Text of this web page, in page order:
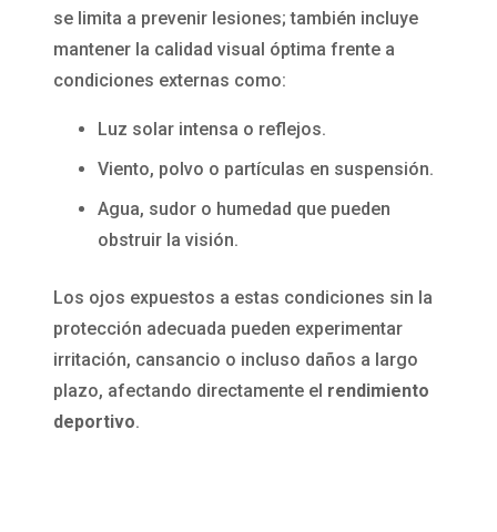
se limita a prevenir lesiones; también incluye
mantener la calidad visual óptima frente a
condiciones externas como:
Luz solar intensa o reflejos.
Viento, polvo o partículas en suspensión.
Agua, sudor o humedad que pueden
obstruir la visión.
Los ojos expuestos a estas condiciones sin la
protección adecuada pueden experimentar
irritación, cansancio o incluso daños a largo
plazo, afectando directamente el rendimiento
deportivo.